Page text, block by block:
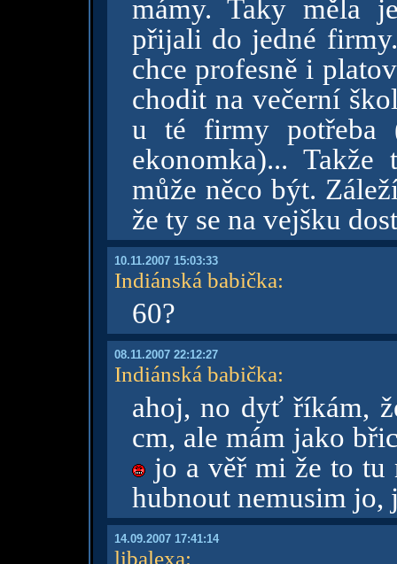
mámy. Taky měla
přijali do jedné
chce profesně i
chodit na večerní
u té firmy potřeba
ekonomka)...
může něco být.
že ty se na vejšku
10.11.2007 15:03:33
Indiánská babička:
60?
08.11.2007 22:12:27
Indiánská babička:
ahoj, no dyť říkám,
cm, ale mám jako
jo a věř mi že to tu
hubnout nemusim
14.09.2007 17:41:14
libalexa: